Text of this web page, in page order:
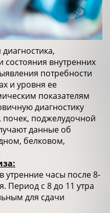
внутренних
потребности
и уровня ее
показателям
диагностику
поджелудочной
данные об
белковом,
утренние часы после 8-
Период с 8 до 11 утра
для сдачи